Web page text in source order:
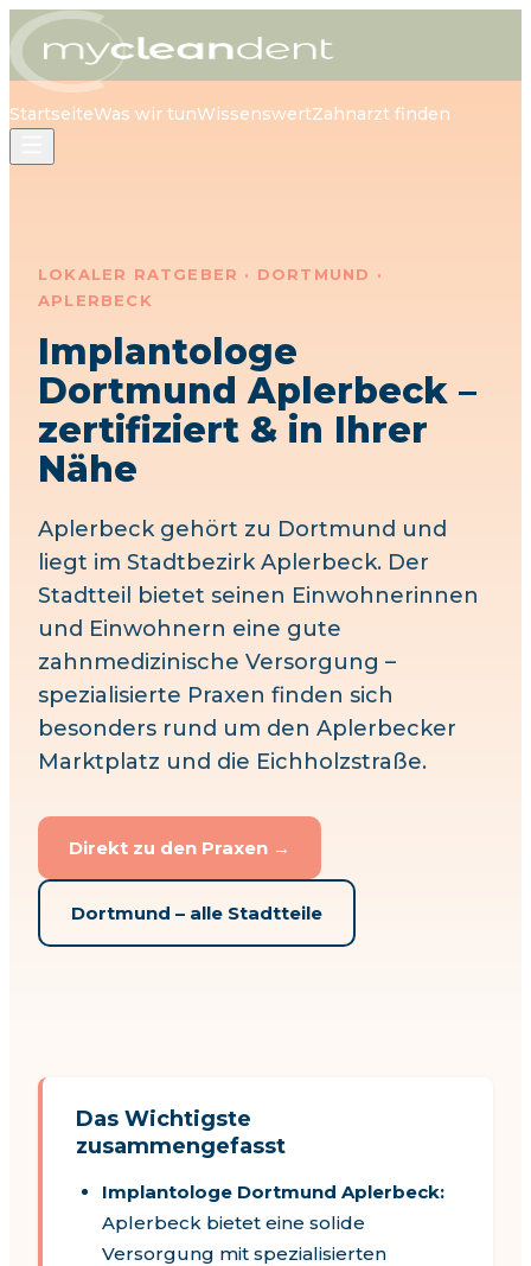
StartseiteWas wir tunWissenswertZahnarzt finden
LOKALER RATGEBER · DORTMUND ·
APLERBECK
Implantologe
Dortmund Aplerbeck –
zertifiziert & in Ihrer
Nähe
Aplerbeckgehört zu Dortmund und
liegt im Stadtbezirk Aplerbeck. Der
Stadtteil bietet seinen Einwohnerinnen
und Einwohnern eine gute
zahnmedizinische Versorgung –
spezialisierte Praxen finden sich
besonders rund um den Aplerbecker
Marktplatz und die Eichholzstraße.
Direkt zu den Praxen →
Dortmund – alle Stadtteile
Das Wichtigste
zusammengefasst
Implantologe Dortmund Aplerbeck:
Aplerbeck bietet eine solide
Versorgung mit spezialisierten